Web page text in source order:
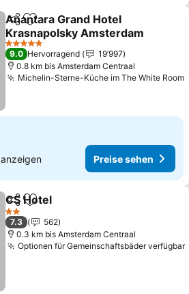
TeilenZu Favoriten hinzufügen
Anantara Grand Hotel
Krasnapolsky Amsterdam
Preise sehen
5 Sterne
9.0 Hervorragend
19’997
0.8 km bis Amsterdam Centraal
Michelin-Sterne-Küche im The White Room
anzeigen Preise sehen
TeilenZu Favoriten hinzufügen
CS Hotel
2 Sterne
7.3
562
0.3 km bis Amsterdam Centraal
Optionen für Gemeinschaftsbäder verfügbar